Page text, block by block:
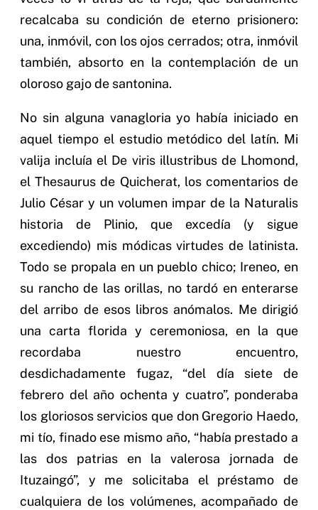
recalcaba su condición de eterno prisionero:
una, inmóvil, con los ojos cerrados; otra, inmóvil
también, absorto en la contemplación de un
oloroso gajo de santonina.
No sin alguna vanagloria yo había iniciado en
aquel tiempo el estudio metódico del latín. Mi
valija incluía el De viris illustribus de Lhomond,
el Thesaurus de Quicherat, los comentarios de
Julio César y un volumen impar de la Naturalis
historia de Plinio, que excedía (y sigue
excediendo) mis módicas virtudes de latinista.
Todo se propala en un pueblo chico; Ireneo, en
su rancho de las orillas, no tardó en enterarse
del arribo de esos libros anómalos. Me dirigió
una carta florida y ceremoniosa, en la que
recordaba nuestro encuentro,
desdichadamente fugaz, “del día siete de
febrero del año ochenta y cuatro”, ponderaba
los gloriosos servicios que don Gregorio Haedo,
mi tío, finado ese mismo año, “había prestado a
las dos patrias en la valerosa jornada de
Ituzaingó”, y me solicitaba el préstamo de
cualquiera de los volúmenes, acompañado de